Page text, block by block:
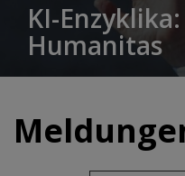
KI-
Humanitas